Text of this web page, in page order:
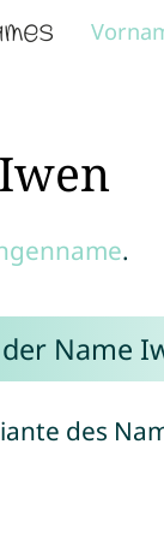
.
Name
des